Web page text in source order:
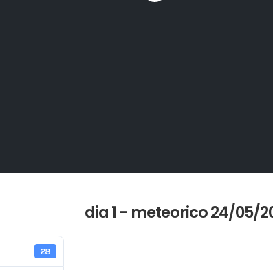
28
dia 1 - meteorico 24/05/